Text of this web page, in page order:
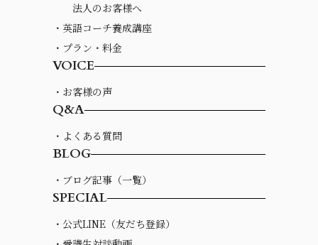
法人のお客様へ
・英語コーチ養成講座
・プラン・料金
VOICE
・お客様の声
Q&A
・よくある質問
BLOG
・ブログ記事（一覧）
SPECIAL
・公式LINE（友だち登録）